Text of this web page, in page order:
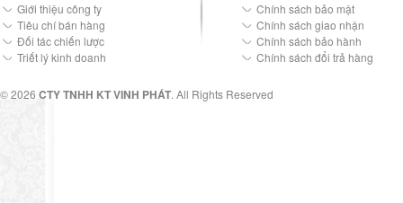
Giới thiệu công ty
Tiêu chí bán hàng
Đối tác chiến lược
Triết lý kinh doanh
Chính sách bảo mật
Chính sách giao nhận
Chính sách bảo hành
Chính sách đổi trả hàng
© 2026 CTY TNHH KT VINH PHÁT. All Rights Reserved